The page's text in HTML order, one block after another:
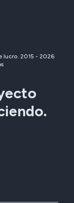
lucro. 2015 - 2026